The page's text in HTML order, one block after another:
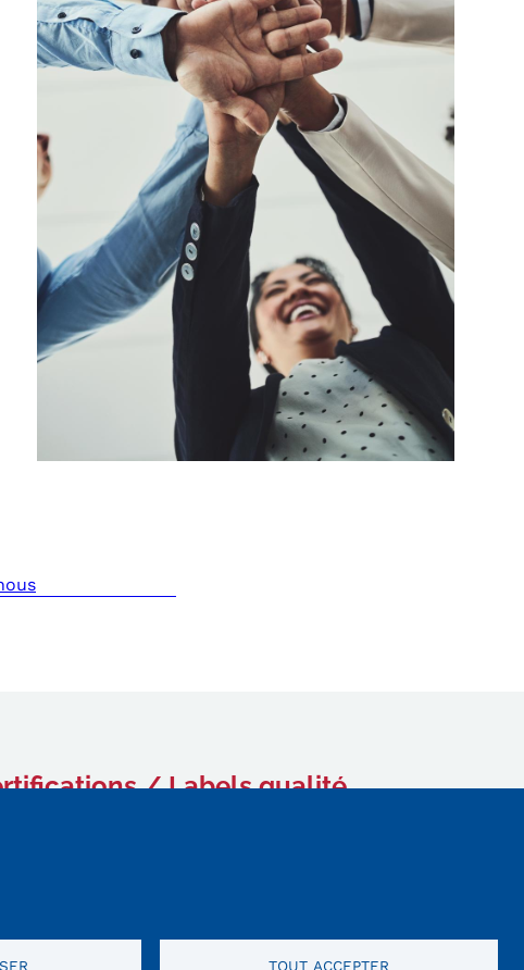
/ Labels qualité
TOUT ACCEPTER